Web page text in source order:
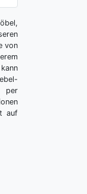
von
per
auf